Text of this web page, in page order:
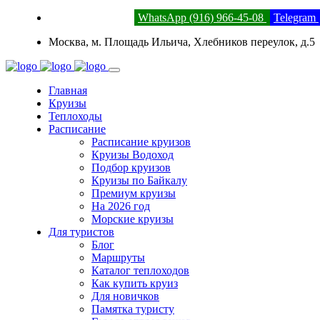
WhatsApp (916) 966-45-08 Telegram
Москва, м. Площадь Ильича, Хлебников переулок, д.5
Главная
Круизы
Теплоходы
Расписание
Расписание круизов
Круизы Водоход
Подбор круизов
Круизы по Байкалу
Премиум круизы
На 2026 год
Морские круизы
Для туристов
Блог
Маршруты
Каталог теплоходов
Как купить круиз
Для новичков
Памятка туристу